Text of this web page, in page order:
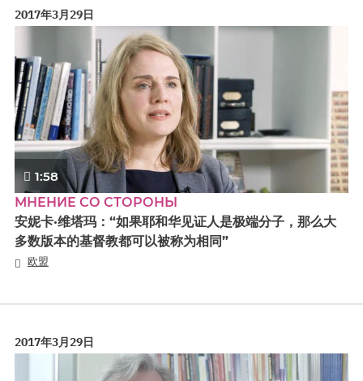
2017年3月29日
1:58
МНЕНИЕ СО СТОРОНЫ
安妮卡·维塔玛：“如果耶和华见证人是极端分子，那么大
多数版本的基督教都可以被称为相同”
欧盟
2017年3月29日